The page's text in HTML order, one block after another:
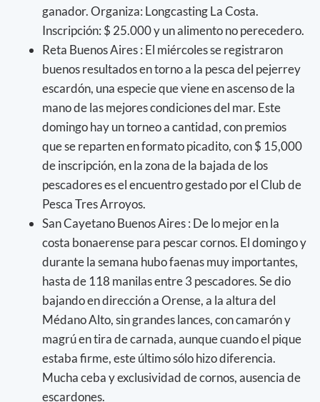
ganador. Organiza: Longcasting La Costa.
Inscripción: $ 25.000 y un alimento no perecedero.
Reta Buenos Aires : El miércoles se registraron
buenos resultados en torno a la pesca del pejerrey
escardón, una especie que viene en ascenso de la
mano de las mejores condiciones del mar. Este
domingo hay un torneo a cantidad, con premios
que se reparten en formato picadito, con $ 15,000
de inscripción, en la zona de la bajada de los
pescadores es el encuentro gestado por el Club de
Pesca Tres Arroyos.
San Cayetano Buenos Aires : De lo mejor en la
costa bonaerense para pescar cornos. El domingo y
durante la semana hubo faenas muy importantes,
hasta de 118 manilas entre 3 pescadores. Se dio
bajando en dirección a Orense, a la altura del
Médano Alto, sin grandes lances, con camarón y
magrú en tira de carnada, aunque cuando el pique
estaba firme, este último sólo hizo diferencia.
Mucha ceba y exclusividad de cornos, ausencia de
escardones.